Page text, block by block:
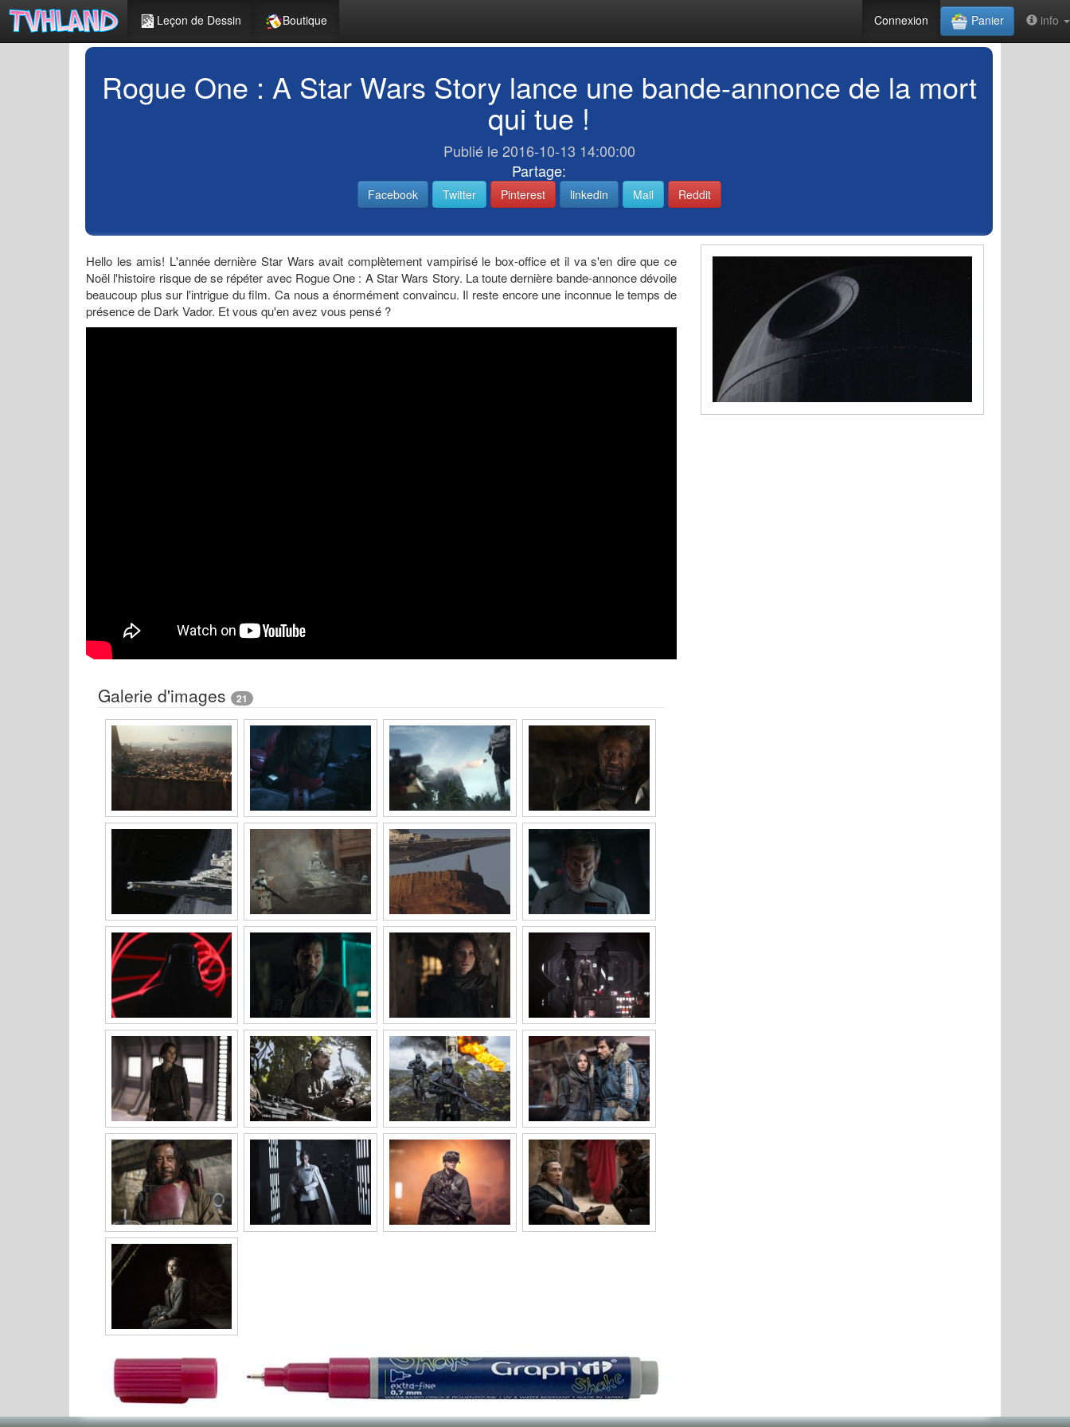
Leçon de Dessin Boutique Connexion Panier info
Rogue One : A Star Wars Story lance une bande-annonce de la mort
qui tue !
Publié le 2016-10-13 14:00:00
Partage:
Facebook Twitter Pinterest linkedin Mail Reddit
Hello les amis! L'année dernière Star Wars avait complètement vampirisé le box-office et il va s'en dire que ce
Noël l'histoire risque de se répéter avec Rogue One : A Star Wars Story. La toute dernière bande-annonce dévoile
beaucoup plus sur l'intrigue du film. Ca nous a énormément convaincu. Il reste encore une inconnue le temps de
présence de Dark Vador. Et vous qu'en avez vous pensé ?
Galerie d'images 21